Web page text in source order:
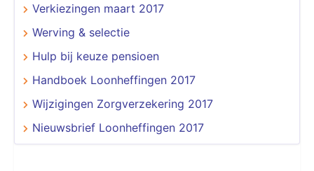
Verkiezingen maart 2017
Werving & selectie
Hulp bij keuze pensioen
Handboek Loonheffingen 2017
Wijzigingen Zorgverzekering 2017
Nieuwsbrief Loonheffingen 2017